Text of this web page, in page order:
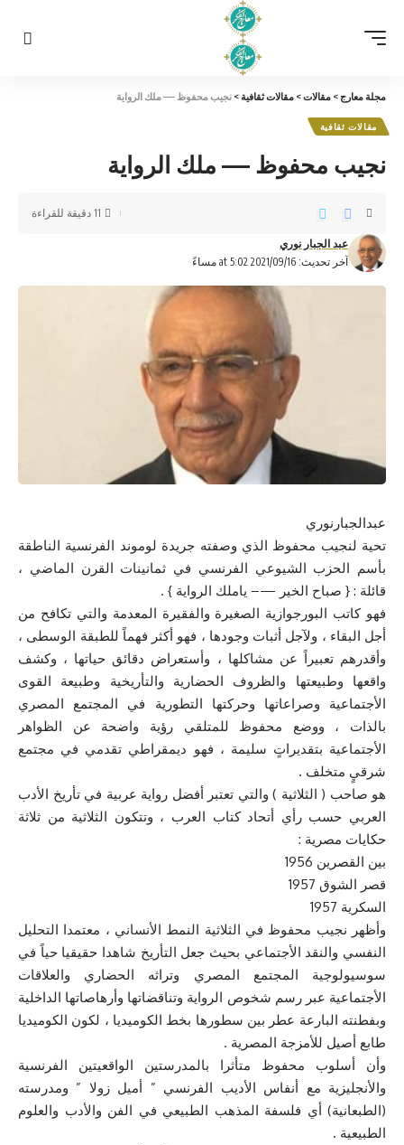
مجلة معارج> مقالات> مقالات ثقافية> نجيب محفوظ —– ملك الرواية
مقالات ثقافية
نجيب محفوظ —– ملك الرواية
آخر تحديث: 2021/09/16 at 5:02 مساءً
عبد الجبار نوري
11 دقيقة للقراءة
عبدالجبارنوري
تحية لنجيب محفوظ الذي وصفته جريدة لوموند الفرنسية الناطقة
بأسم الحزب الشيوعي الفرنسي في ثمانينات القرن الماضي ،
قائلة : { صباح الخير —– ياملك الرواية } .
فهو كاتب البورجوازية الصغيرة والفقيرة المعدمة والتي تكافح من
أجل البقاء ، ولآجل أثبات وجودها ، فهو أكثر فهماً للطبقة الوسطى ،
وأقدرهم تعبيراً عن مشاكلها ، وأستعراض دقائق حياتها ، وكشف
واقعها وطبيعتها والظروف الحضارية والتأريخية وطبيعة القوى
الأجتماعية وصراعاتها وحركتها التطورية في المجتمع المصري
بالذات ، ووضع محفوظ للمتلقي رؤية واضحة عن الظواهر
الأجتماعية بتقديراتٍ سليمة ، فهو ديمقراطي تقدمي في مجتمع
شرقيٍ متخلف .
هو صاحب ( الثلاثية ) والتي تعتبر أفضل رواية عربية في تأريخ الأدب
العربي حسب رأي أتحاد كتاب العرب ، وتتكون الثلاثية من ثلاثة
حكايات مصرية :
بين القصرين 1956
قصر الشوق 1957
السكرية 1957
وأظهر نجيب محفوظ في الثلاثية النمط الأنساني ، معتمدا التحليل
النفسي والنقد الأجتماعي بحيث جعل التأريخ شاهدا حقيقيا حياً في
سوسيولوجية المجتمع المصري وتراثه الحضاري والعلاقات
الأجتماعية عبر رسم شخوص الرواية وتناقضاتها وأرهاصاتها الداخلية
وبفطنته البارعة عطر بين سطورها بخط الكوميديا ، لكون الكوميديا
طابع أصيل للأمزجة المصرية .
وأن أسلوب محفوظ متأثرا بالمدرستين الواقعيتين الفرنسية
والأنجليزية مع أنفاس الأديب الفرنسي ” أميل زولا ” ومدرسته
(الطبعانية) أي فلسفة المذهب الطبيعي في الفن والأدب والعلوم
الطبيعية .